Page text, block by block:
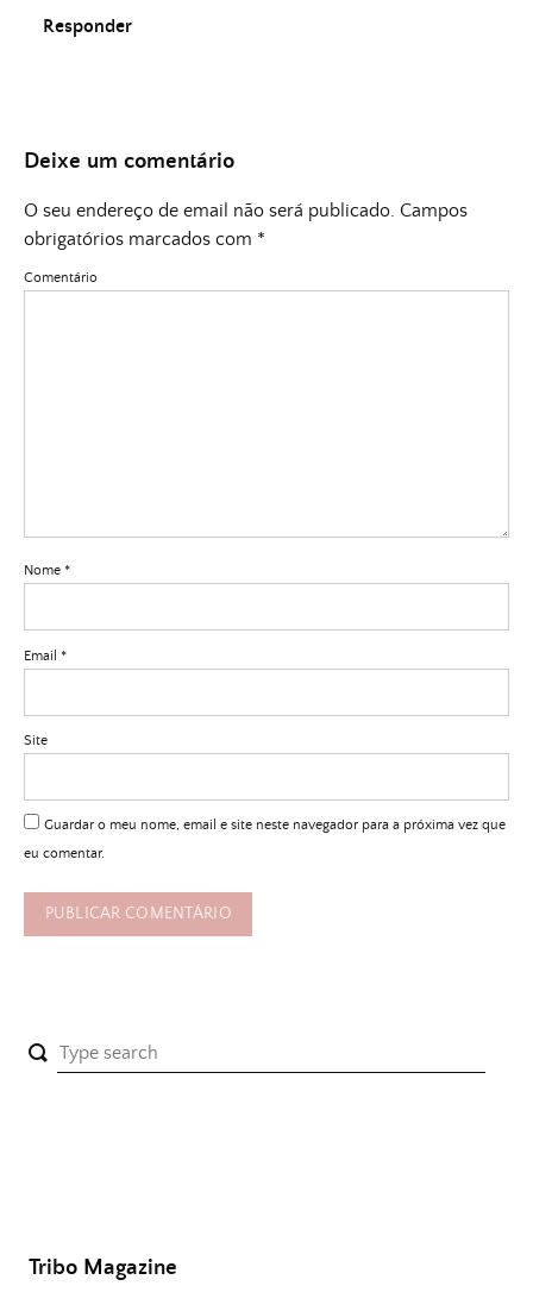
Responder
Deixe um comentário
O seu endereço de email não será publicado. Campos
obrigatórios marcados com *
Comentário
Nome *
Email *
Site
Guardar o meu nome, email e site neste navegador para a próxima vez que
eu comentar.
Tribo Magazine